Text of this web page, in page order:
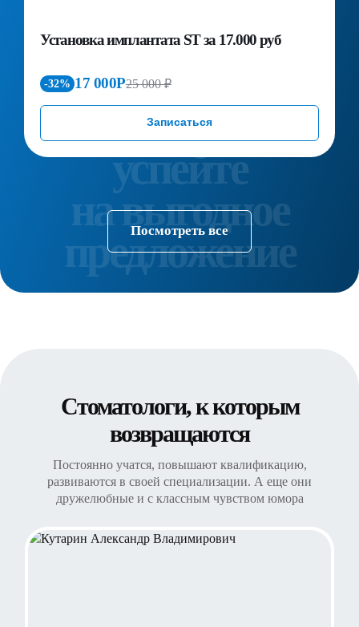
Установка имплантата ST за 17.000 руб
-32% 17 000Р25 000 ₽
Записаться
Посмотреть все
Стоматологи, к которым
возвращаются
Постоянно учатся, повышают квалификацию,
развиваются в своей специализации. А еще они
дружелюбные и с классным чувством юмора